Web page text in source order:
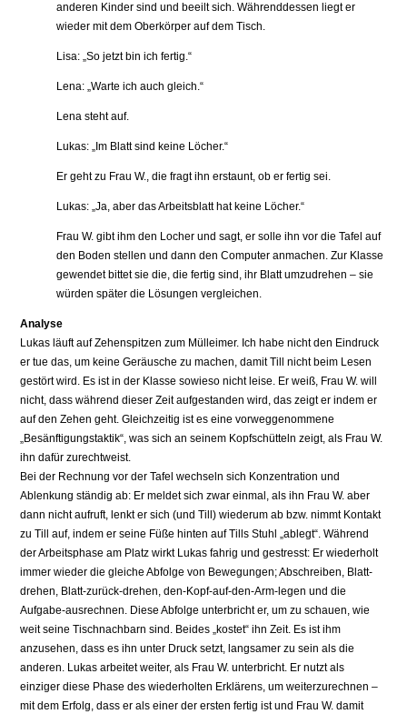
anderen Kinder sind und beeilt sich. Währenddessen liegt er
wieder mit dem Oberkörper auf dem Tisch.
Lisa: „So jetzt bin ich fertig.“
Lena: „Warte ich auch gleich.“
Lena steht auf.
Lukas: „Im Blatt sind keine Löcher.“
Er geht zu Frau W., die fragt ihn erstaunt, ob er fertig sei.
Lukas: „Ja, aber das Arbeitsblatt hat keine Löcher.“
Frau W. gibt ihm den Locher und sagt, er solle ihn vor die Tafel auf
den Boden stellen und dann den Computer anmachen. Zur Klasse
gewendet bittet sie die, die fertig sind, ihr Blatt umzudrehen – sie
würden später die Lösungen vergleichen.
Analyse
Lukas läuft auf Zehenspitzen zum Mülleimer. Ich habe nicht den Eindruck
er tue das, um keine Geräusche zu machen, damit Till nicht beim Lesen
gestört wird. Es ist in der Klasse sowieso nicht leise. Er weiß, Frau W. will
nicht, dass während dieser Zeit aufgestanden wird, das zeigt er indem er
auf den Zehen geht. Gleichzeitig ist es eine vorweggenommene
„Besänftigungstaktik“, was sich an seinem Kopfschütteln zeigt, als Frau W.
ihn dafür zurechtweist.
Bei der Rechnung vor der Tafel wechseln sich Konzentration und
Ablenkung ständig ab: Er meldet sich zwar einmal, als ihn Frau W. aber
dann nicht aufruft, lenkt er sich (und Till) wiederum ab bzw. nimmt Kontakt
zu Till auf, indem er seine Füße hinten auf Tills Stuhl „ablegt“. Während
der Arbeitsphase am Platz wirkt Lukas fahrig und gestresst: Er wiederholt
immer wieder die gleiche Abfolge von Bewegungen; Abschreiben, Blatt-
drehen, Blatt-zurück-drehen, den-Kopf-auf-den-Arm-legen und die
Aufgabe-ausrechnen. Diese Abfolge unterbricht er, um zu schauen, wie
weit seine Tischnachbarn sind. Beides „kostet“ ihn Zeit. Es ist ihm
anzusehen, dass es ihn unter Druck setzt, langsamer zu sein als die
anderen. Lukas arbeitet weiter, als Frau W. unterbricht. Er nutzt als
einziger diese Phase des wiederholten Erklärens, um weiterzurechnen –
mit dem Erfolg, dass er als einer der ersten fertig ist und Frau W. damit